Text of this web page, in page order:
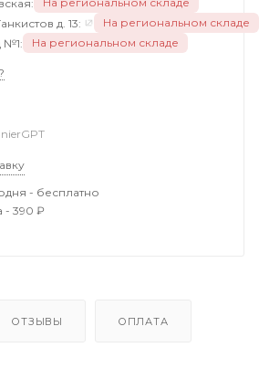
д. 13:
На региональном складе
№1:
На региональном складе
- бесплатно
- 390 ₽
ОТЗЫВЫ ОПЛАТА